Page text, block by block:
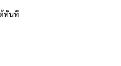
ทันที